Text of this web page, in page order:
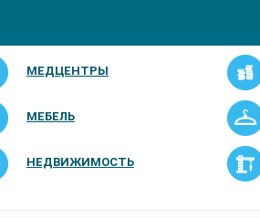
МЕДЦЕНТРЫ
МЕБЕЛЬ
НЕДВИЖИМОСТЬ